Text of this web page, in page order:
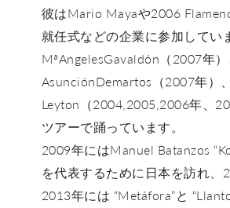
彼はMario Mayaや2006
就任式などの企業に参加してい
MªAngelesGavaldón（2007年）
AsunciónDemartos（2007年）
Leyton（2004,2005,2006年、
ツアーで踊っています。
2009年にはManuel Batanzos
を代表するために日本を訪れ、
2013年には “Metáfora”と